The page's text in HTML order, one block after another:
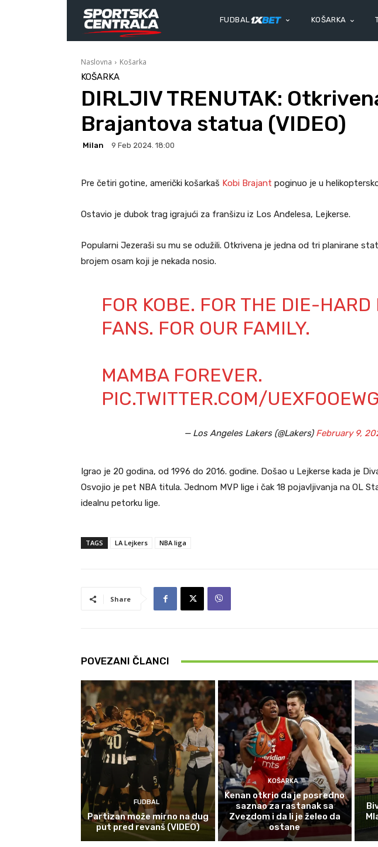
FUDBAL KOŠARKA
Naslovna Košarka
KOŠARKA
DIRLJIV TRENUTAK:
Brajantova statua (VIDEO)
Milan 9 Feb 2024. 18:00
Pre četiri gotine, američki košarkaš Kobi Brajant poginuo je u
Ostavio je dubok trag igrajući za franšizu iz Los Anđelesa, Lejkerse.
Popularni Jezeraši su mu se odužili. Otkrivena je jedna od tri planirane
brojem osam koji je nekada nosio.
FOR KOBE. FOR THE DIE-HARD
FANS. FOR OUR FAMILY.
MAMBA FOREVER.
PIC.TWITTER.COM/
— Los Angeles Lakers (@Lakers) February 9,
Igrao je 20 godina, od 1996 do 2016. godine. Došao u Lejkerse kada je
Osvojio je pet NBA titula. Jednom MVP lige i čak 18 pojavljivanja na OL
idealnu petorku lige.
TAGS LA Lejkers NBA liga
Share
POVEZANI ČLANCI
FUDBAL
Partizan može mirno na dug
put pred revanš (VIDEO)
KOŠARKA
Kenan otkrio da je posredno
saznao za rastanak sa
Zvezdom i da li je želeo da
ostane